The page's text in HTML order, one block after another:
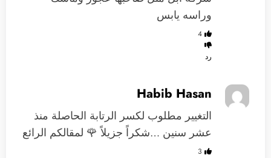
وراسه يابس
4
رد
Habib Hasan
التغيير مطلوب لكسر الرتابة الحاصلة منذ
عشر سنين …شكراً جزيلاً 🌹 لمقالكم الرائع
3